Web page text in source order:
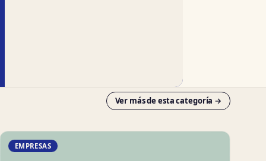
Ver más de esta categoría →
EMPRESAS